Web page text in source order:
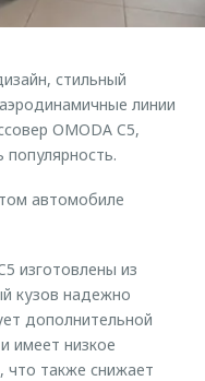
стильный
линии
OMODA C5,
автомобиле
изготовлены из
кузов надежно
дополнительной
имеет низкое
что также снижает